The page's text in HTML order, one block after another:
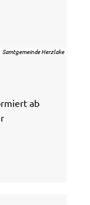
Samtgemeinde Herzlake
ab